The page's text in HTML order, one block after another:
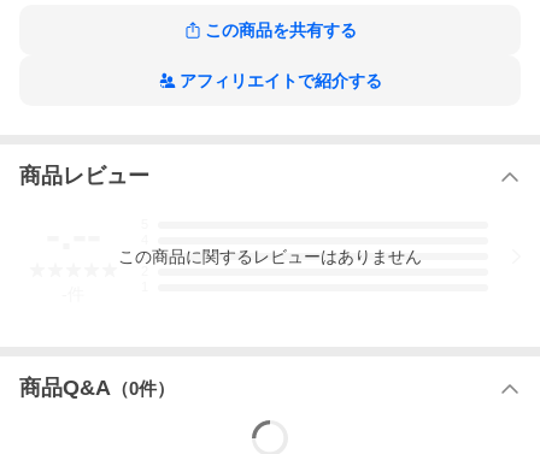
エアコン工事安心パックについてご希望の場合はこちらからご
※ 商品・メーカー指定は出来ません。エアコンは当店での選定と
なります。
※ 内機サイズの目安：高さ295mm×幅800mm×奥行290mm
※ 外機サイズの目安：高さ600mm×幅760mm×奥行340mm
この商品を共有する
アフィリエイトで紹介する
商品レビュー
3
この商品に関するレビューはありません
商品Q&A （0件）